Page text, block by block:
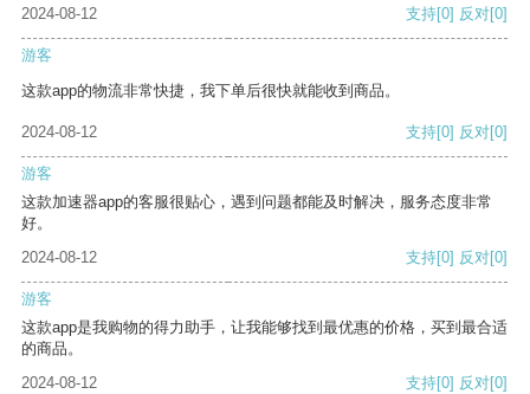
2024-08-12 支持[0] 反对[0]
游客
这款app的物流非常快捷，我下单后很快就能收到商品。
2024-08-12 支持[0] 反对[0]
游客
这款加速器app的客服很贴心，遇到问题都能及时解决，服务态度非常
好。
2024-08-12
支持[0] 反对[0]
游客
这款app是我购物的得力助手，让我能够找到最优惠的价格，买到最合适
的商品。
2024-08-12
支持[0] 反对[0]